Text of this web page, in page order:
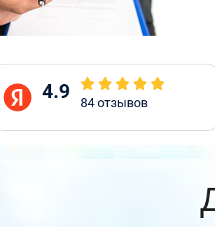
4.9 84отзывов